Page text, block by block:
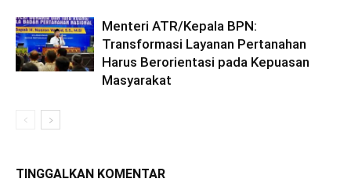
Menteri ATR/Kepala BPN:
Transformasi Layanan Pertanahan
Harus Berorientasi pada Kepuasan
Masyarakat
TINGGALKAN KOMENTAR